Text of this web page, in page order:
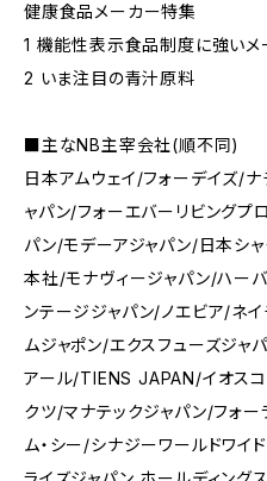
健康食品メーカー特集
1 機能性表示食品制度に強いメ
2 いま注目の青汁原料
■主なNB主宰会社(順不同)
日本アムウェイ/フォーデイズ/
ャパン/フォーエバーリビングプ
パン/モデーアジャパン/日本シ
本社/モナヴィージャパン/ハーバ
ンテージジャパン/ノエビア/ネイ
ムジャポン/エクスフューズジ
アール/TIENS JAPAN/イオスコ
クツ/マナテックジャパン/フォー
ム・シー/シナジーワールドワイ